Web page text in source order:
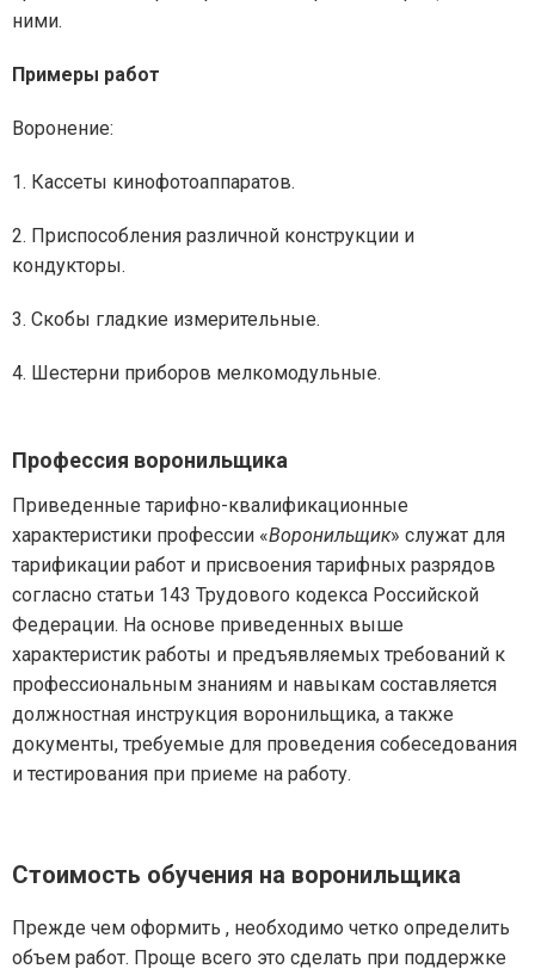
ними.
Примеры работ
Воронение:
1. Кассеты кинофотоаппаратов.
2. Приспособления различной конструкции и
кондукторы.
3. Скобы гладкие измерительные.
4. Шестерни приборов мелкомодульные.
Профессия воронильщика
Приведенные тарифно-квалификационные
характеристики профессии «Воронильщик» служат для
тарификации работ и присвоения тарифных разрядов
согласно статьи 143 Трудового кодекса Российской
Федерации. На основе приведенных выше
характеристик работы и предъявляемых требований к
профессиональным знаниям и навыкам составляется
должностная инструкция воронильщика, а также
документы, требуемые для проведения собеседования
и тестирования при приеме на работу.
Стоимость обучения на воронильщика
Прежде чем оформить , необходимо четко определить
объем работ. Проще всего это сделать при поддержке